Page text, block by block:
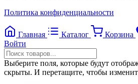
Политика конфиденциальности
Главная Каталог Корзина
Войти
Выберите поля, которые будут
скрыты. И перетащите, чтобы